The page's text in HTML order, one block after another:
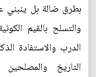
بطرق ضالة بل ينبني
والتسلح بالقيم
الدرب والاستفادة
التاريخ والمصلحين